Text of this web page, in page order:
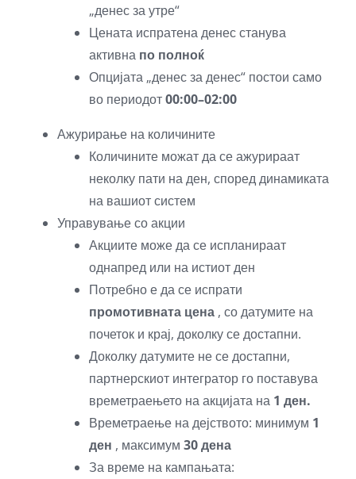
„денес за утре“
Цената испратена денес станува
активна по полноќ
Опцијата „денес за денес“ постои само
во периодот00:00–02:00
Ажурирање на количините
Количините можат да се ажурираат
неколку пати на ден, според динамиката
на вашиот систем
Управување со акции
Акциите може да се испланираат
однапред или на истиот ден
Потребно е да се испрати
промотивната цена , со датумите на
почеток и крај, доколку се достапни.
Доколку датумите не се достапни,
партнерскиот интегратор го поставува
времетраењето на акцијата на 1 ден.
Времетраење на дејството: минимум 1
ден , максимум 30 дена
За време на кампањата: